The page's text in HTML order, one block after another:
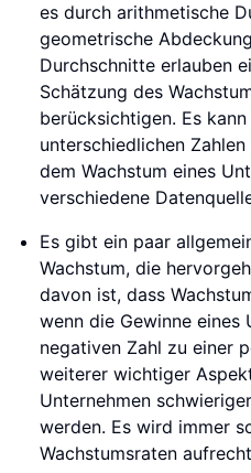
es durch arithmetische
geometrische
Durchschnitte erlauben
Schätzung des
berücksichtigen. Es
unterschiedlichen
dem Wachstum eines
verschiedene
Es gibt ein paar
Wachstum, die
davon ist, dass
wenn die Gewinne eines
negativen Zahl zu einer
weiterer wichtiger
Unternehmen
werden. Es wird immer
Wachstumsraten